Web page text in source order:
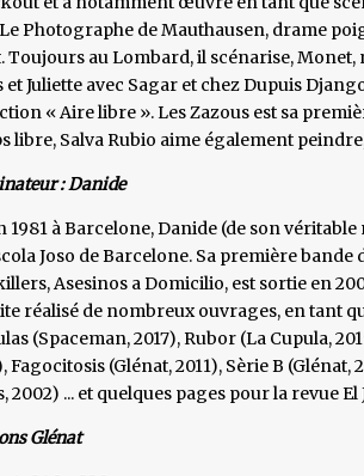
Le Photographe de Mauthausen, drame
Toujours au Lombard, il scénarise,
et Juliette avec Sagar et chez Dupuis
« Aire libre ». Les Zazous est sa
libre, Salva Rubio aime également
: Danide
1981 à Barcelone, Danide (de son
Joso de Barcelone. Sa première
Asesinos a Domicilio, est sortie en
réalisé de nombreux ouvrages, en tant
(Spaceman, 2017), Rubor (La Cupula,
Fagocitosis (Glénat, 2011), Sèrie B
2002) ... et quelques pages pour la revue
Glénat